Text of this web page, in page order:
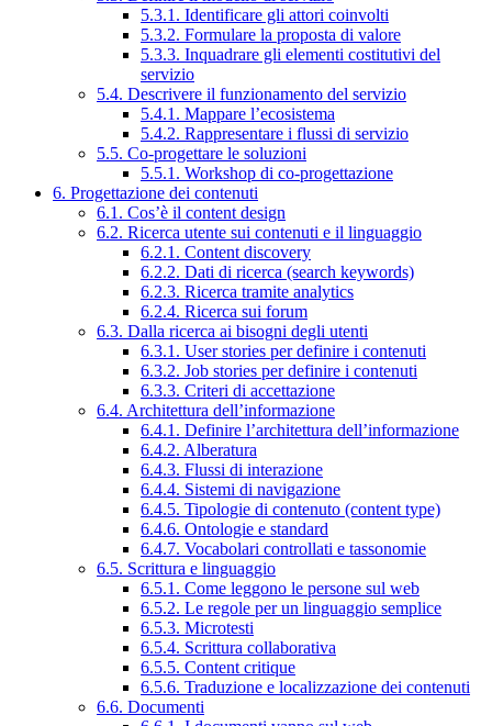
5.3.1. Identificare gli attori coinvolti
5.3.2. Formulare la proposta di valore
5.3.3. Inquadrare gli elementi costitutivi del
servizio
5.4. Descrivere il funzionamento del servizio
5.4.1. Mappare l’ecosistema
5.4.2. Rappresentare i flussi di servizio
5.5. Co-progettare le soluzioni
5.5.1. Workshop di co-progettazione
6. Progettazione dei contenuti
6.1. Cos’è il content design
6.2. Ricerca utente sui contenuti e il linguaggio
6.2.1. Content discovery
6.2.2. Dati di ricerca (search keywords)
6.2.3. Ricerca tramite analytics
6.2.4. Ricerca sui forum
6.3. Dalla ricerca ai bisogni degli utenti
6.3.1. User stories per definire i contenuti
6.3.2. Job stories per definire i contenuti
6.3.3. Criteri di accettazione
6.4. Architettura dell’informazione
6.4.1. Definire l’architettura dell’informazione
6.4.2. Alberatura
6.4.3. Flussi di interazione
6.4.4. Sistemi di navigazione
6.4.5. Tipologie di contenuto (content type)
6.4.6. Ontologie e standard
6.4.7. Vocabolari controllati e tassonomie
6.5. Scrittura e linguaggio
6.5.1. Come leggono le persone sul web
6.5.2. Le regole per un linguaggio semplice
6.5.3. Microtesti
6.5.4. Scrittura collaborativa
6.5.5. Content critique
6.5.6. Traduzione e localizzazione dei contenuti
6.6. Documenti